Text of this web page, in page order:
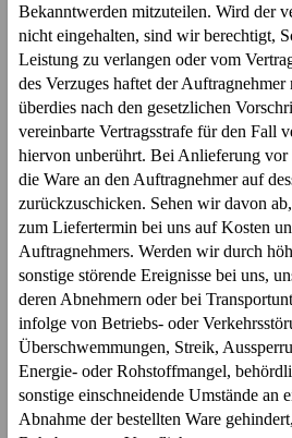
Bekanntwerden mitzuteilen. Wird der
nicht eingehalten, sind wir berechtigt,
Leistung zu verlangen oder vom
des Verzuges haftet der Auftragnehmer
überdies nach den gesetzlichen
vereinbarte Vertragsstrafe für den Fall
hiervon unberührt. Bei Anlieferung
die Ware an den Auftragnehmer auf
zurückzuschicken. Sehen wir davon
zum Liefertermin bei uns auf Kosten
Auftragnehmers. Werden wir durch
sonstige störende Ereignisse bei uns,
deren Abnehmern oder bei
infolge von Betriebs- oder
Überschwemmungen, Streik,
Energie- oder Rohstoffmangel,
sonstige einschneidende Umstände an
Abnahme der bestellten Ware